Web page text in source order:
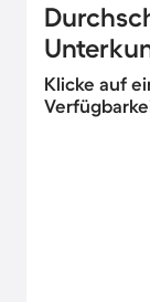
Klicke auf